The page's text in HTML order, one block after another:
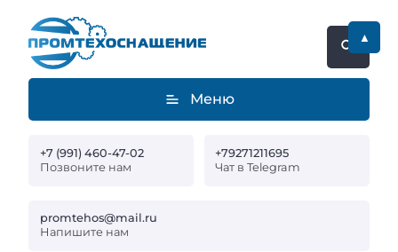
Меню
+7 (991) 460-47-02
Позвоните нам
+79271211695
Чат в Telegram
promtehos@mail.ru
Напишите нам
▲